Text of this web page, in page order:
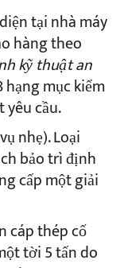
tại nhà máy
hàng theo
kỹ thuật an
hạng mục kiểm
yêu cầu.
nhẹ). Loại
bảo trì định
cấp một giải
cáp thép cố
tời 5 tấn do